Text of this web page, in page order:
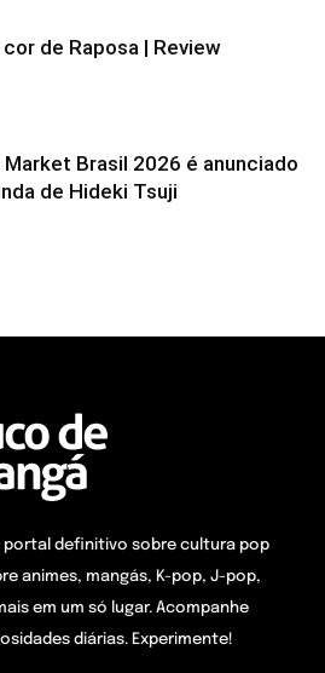
cor de Raposa | Review
Market Brasil 2026 é anunciado
de Hideki Tsuji
portal definitivo sobre cultura pop
animes, mangás, K-pop, J-pop,
em um só lugar. Acompanhe
diárias. Experimente!